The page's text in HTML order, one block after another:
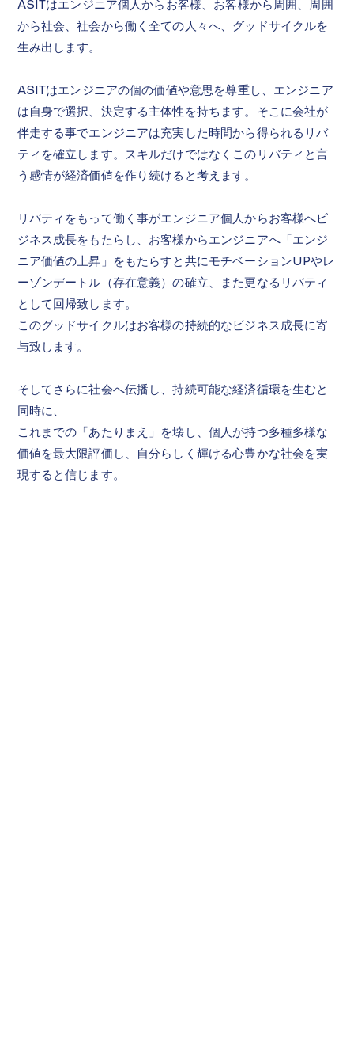
ASITはエンジニア個人からお客様、お客様から周囲、周囲
から社会、社会から働く全ての人々へ、グッドサイクルを
生み出します。
ASITはエンジニアの個の価値や意思を尊重し、エンジニア
は自身で選択、決定する主体性を持ちます。そこに会社が
伴走する事でエンジニアは充実した時間から得られるリバ
ティを確立します。スキルだけではなくこのリバティと言
う感情が経済価値を作り続けると考えます。
リバティをもって働く事がエンジニア個人からお客様へビ
ジネス成長をもたらし、お客様からエンジニアへ「エンジ
ニア価値の上昇」をもたらすと共にモチベーションUPやレ
ーゾンデートル（存在意義）の確立、また更なるリバティ
として回帰致します。
このグッドサイクルはお客様の持続的なビジネス成長に寄
与致します。
そしてさらに社会へ伝播し、持続可能な経済循環を生むと
同時に、
これまでの「あたりまえ」を壊し、個人が持つ多種多様な
価値を最大限評価し、自分らしく輝ける心豊かな社会を実
現すると信じます。